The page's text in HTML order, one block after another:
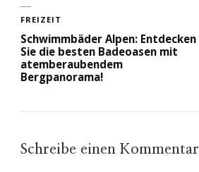
FREIZEIT
Schwimmbäder Alpen: Entdecken
Sie die besten Badeoasen mit
atemberaubendem
Bergpanorama!
Schreibe einen Kommentar